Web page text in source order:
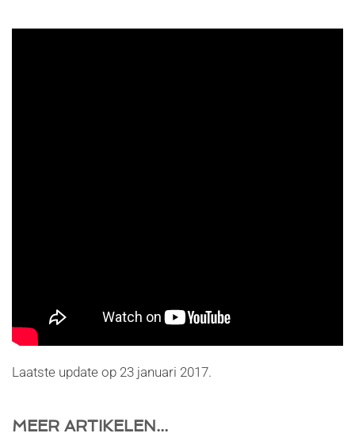
Laatste update op 23 januari 2017.
MEER ARTIKELEN...